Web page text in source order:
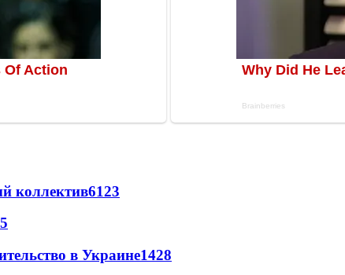
коллектив6123
в Украине1428